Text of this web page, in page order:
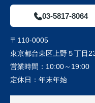
03-5817-8064
〒110-0005
東京都台東区上野５丁目
営業時間： 10:00～19:00
定休日： 年末年始